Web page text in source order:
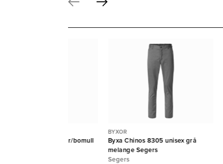
8619 Herr polyester/bomull
BYXOR
Byxa Chinos 8305 unisex grå
melange Segers
Segers